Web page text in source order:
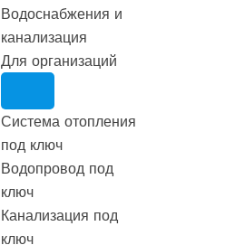
Водоснабжения и
канализация
Для организаций
Система отопления
под ключ
Водопровод под
ключ
Канализация под
ключ